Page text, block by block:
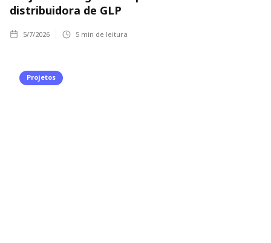
distribuidora de GLP
5/7/2026 5 min de leitura
Projetos